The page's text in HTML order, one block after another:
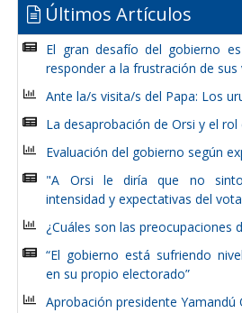
Últimos Artículos
El gran desafío del gobierno
responder a la frustración de sus
Ante la/s visita/s del Papa: Los
La desaprobación de Orsi y el
Evaluación del gobierno según
"A Orsi le diría que no
intensidad y expectativas del
¿Cuáles son las preocupaciones
“El gobierno está sufriendo
en su propio electorado”
Aprobación presidente Yamandú